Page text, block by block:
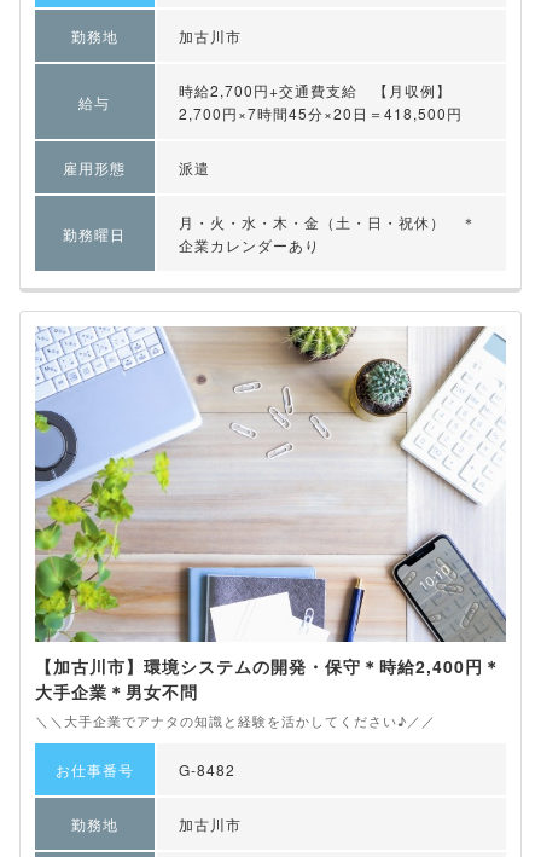
勤務地 加古川市
給与
時給2,700円+交通費支給 【月収例】
2,700円×7時間45分×20日＝418,500円
雇用形態 派遣
勤務曜日
月・火・水・木・金（土・日・祝休） ＊
企業カレンダーあり
【加古川市】環境システムの開発・保守＊時給2,400円＊
大手企業＊男女不問
＼＼大手企業でアナタの知識と経験を活かしてください♪／／
お仕事番号 G-8482
勤務地 加古川市